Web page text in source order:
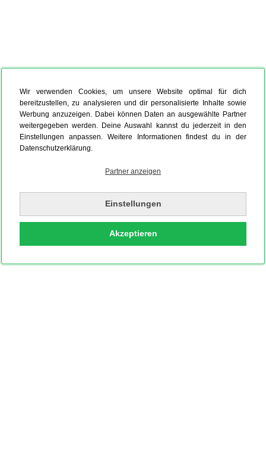
Wir verwenden Cookies, um unsere Website optimal für dich
bereitzustellen, zu analysieren und dir personalisierte Inhalte sowie
Werbung anzuzeigen. Dabei können Daten an ausgewählte Partner
weitergegeben werden. Deine Auswahl kannst du jederzeit in den
Einstellungen anpassen. Weitere Informationen findest du in der
Datenschutzerklärung.
Partner anzeigen
Einstellungen
Akzeptieren